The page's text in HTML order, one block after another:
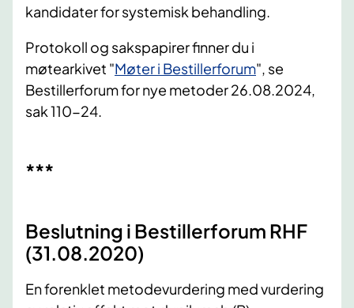
kandidater for systemisk behandling.
Protokoll og sakspapirer finner du i
møtearkivet "Møter i Bestillerforum", se
Bestillerforum for nye metoder 26.08.2024,
sak 110-24.
***
Beslutning i Bestillerforum RHF
(31.08.2020)
En forenklet metodevurdering med vurdering